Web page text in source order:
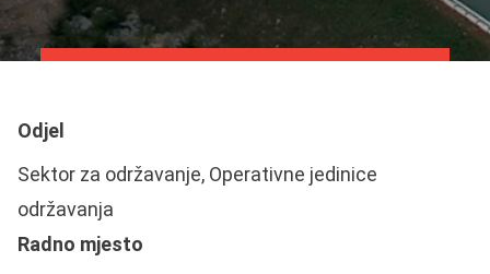
Odjel
Sektor za održavanje, Operativne jedinice
održavanja
Radno mjesto